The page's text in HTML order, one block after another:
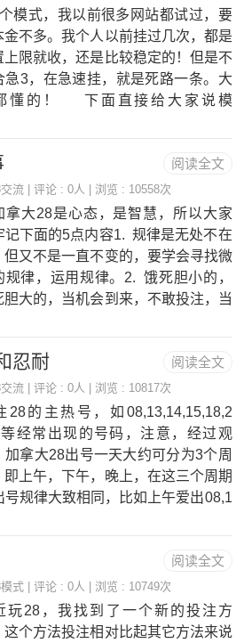
；8是4.3；9是6.6；10是5.5；11是6.
是7.7；13是6.9；14是8.6；15是6.
是7.4；17是4.7；18是5.7；19是4.
是4.2；21是2.3；22是2.9。用以
比例去乘基数，比如你有2000-4000
模式，我以前很多网站都试过，要
金不多。我个人以前挂过几次，都是
上限就收，还是比较稳定的！但是不
急3，在急速挂，就是死路一条。大
懂的！ 下面直接给大家说模
阅读全文
流 | 评论 : 0人 | 浏览 : 10558次
拿大28是心态，是智慧，所以大家
记下面的5点内容1. 规律是无处不在
但又不是一直不变的，要学会寻找微
规律，运用规律。2. 饿死胆小的，
胆大的，当机会到来，不敢投注，当
就收，要学会止损，要不然归零是你
一结果。4.要有保护豆豆的心态，而
搏豆豆，合理的分配你手中的资源，
总想着翻倍，10%就不错，不输才是
理。5.不要见到连单连双就着急跟或
急反，最好自己要记录些数据，这样
有把握。今天就先为大家分享到这里
阅读全文
忍耐
流 | 评论 : 0人 | 浏览 : 10817次
28的主热号，如08,13,14,15,18,2
经常出现的号码，注意，经过观
加拿大28出号一天大约可分为3个周
即上午，下午，晚上，在这三个周期
号规律大致相同，比如上午爱出08,1
投注的特点，乱下注，多次下注。只
重了清零的风险，另外，注意每天同
间段里冷热号均不同，学会观察和忍
一定要把握住幸运28的冷热号，并
阅读全文
式 | 评论 : 0人 | 浏览 : 10749次
玩28，我找到了一个新的投注方
这个方法投注相对比起其它方法来说